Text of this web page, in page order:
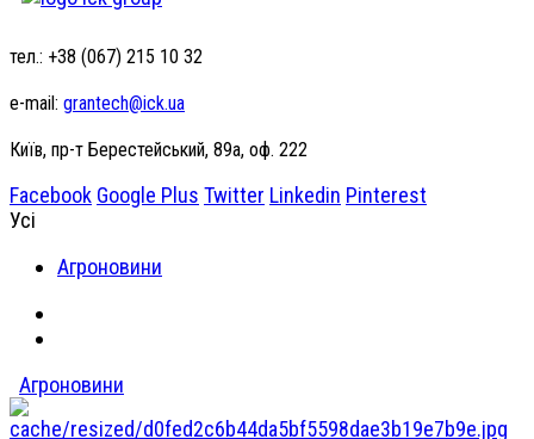
тел.: +38 (067) 215 10 32
e-mail: grantech@ick.ua
Київ, пр-т Берестейський, 89а, оф. 222
Facebook Google Plus Twitter Linkedin Pinterest
Усі
Агроновини
Агроновини